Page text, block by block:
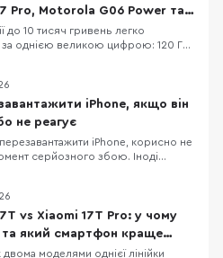
Pro, Motorola G06 Power та
до 10 тисяч гривень легко
за однією великою цифрою: 120 Гц,
Великий акумулятор додає ваги, 120
HD+ екран чітким, а віртуальна
фізичну. Порівняємо три
iPhone, якщо він
не реагує
iPhone, корисно не
серйозного збою. Іноді
зупинити застосунок, який
працює або повернути системі
роботу. Apple прямо рекомендує
з такого
vs Xiaomi 17T Pro: у чому
та який смартфон краще
двома моделями однієї лінійки